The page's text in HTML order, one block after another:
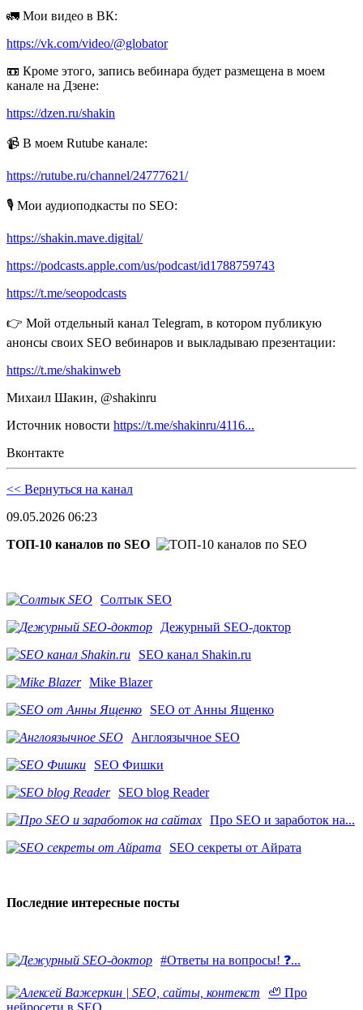
🚛 Мои видео в ВК:
https://vk.com/video/@globator
📼 Кроме этого, запись вебинара будет размещена в моем
канале на Дзене:
https://dzen.ru/shakin
📹 В моем Rutube канале:
https://rutube.ru/channel/24777621/
🎙 Мои аудиоподкасты по SEO:
https://shakin.mave.digital/
https://podcasts.apple.com/us/podcast/id1788759743
https://t.me/seopodcasts
👉 Мой отдельный канал Telegram, в котором публикую
анонсы своих SEO вебинаров и выкладываю презентации:
https://t.me/shakinweb
Михаил Шакин, @shakinru
Источник новости https://t.me/shakinru/4116...
Вконтакте
<< Вернуться на канал
09.05.2026 06:23
ТОП-10 каналов по SEO
Солтык SEO
Дежурный SEO-доктор
SEO канал Shakin.ru
Mike Blazer
SEO от Анны Ященко
Англоязычное SEO
SEO Фишки
SEO blog Reader
Про SEO и заработок на...
SEO секреты от Айрата
Последние интересные посты
#Ответы на вопросы! ❓...
🦥 Про
нейросети в SEO....